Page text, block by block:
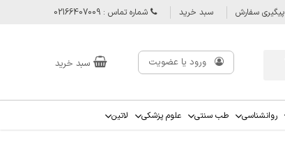
پیگیری سفارش سبد خرید شماره تماس : 02166407009
ورود یا عضویت سبد خرید
روانشناسی طب سنتی علوم پزشکی لاتین